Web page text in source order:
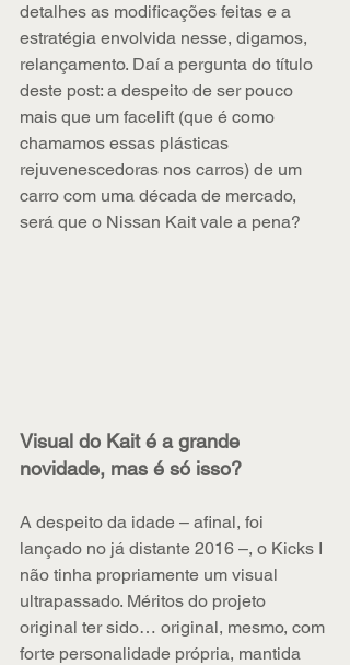
detalhes as modificações feitas e a
estratégia envolvida nesse, digamos,
relançamento. Daí a pergunta do título
deste post: a despeito de ser pouco
mais que um facelift (que é como
chamamos essas plásticas
rejuvenescedoras nos carros) de um
carro com uma década de mercado,
será que o Nissan Kait vale a pena?
Visual do Kait é a grande
novidade, mas é só isso?
A despeito da idade – afinal, foi
lançado no já distante 2016 –, o Kicks I
não tinha propriamente um visual
ultrapassado. Méritos do projeto
original ter sido… original, mesmo, com
forte personalidade própria, mantida